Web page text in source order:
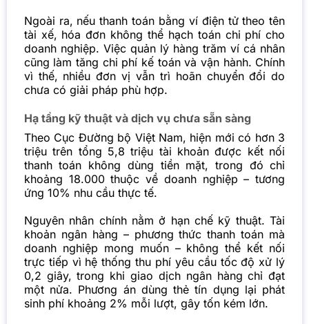
Ngoài ra, nếu thanh toán bằng ví điện tử theo tên
tài xế, hóa đơn không thể hạch toán chi phí cho
doanh nghiệp. Việc quản lý hàng trăm ví cá nhân
cũng làm tăng chi phí kế toán và vận hành. Chính
vì thế, nhiều đơn vị vẫn trì hoãn chuyển đổi do
chưa có giải pháp phù hợp.
Hạ tầng kỹ thuật và dịch vụ chưa sẵn sàng
Theo Cục Đường bộ Việt Nam, hiện mới có hơn 3
triệu trên tổng 5,8 triệu tài khoản được kết nối
thanh toán không dùng tiền mặt, trong đó chỉ
khoảng 18.000 thuộc về doanh nghiệp – tương
ứng 10% nhu cầu thực tế.
Nguyên nhân chính nằm ở hạn chế kỹ thuật. Tài
khoản ngân hàng – phương thức thanh toán mà
doanh nghiệp mong muốn – không thể kết nối
trực tiếp vì hệ thống thu phí yêu cầu tốc độ xử lý
0,2 giây, trong khi giao dịch ngân hàng chỉ đạt
một nửa. Phương án dùng thẻ tín dụng lại phát
sinh phí khoảng 2% mỗi lượt, gây tốn kém lớn.